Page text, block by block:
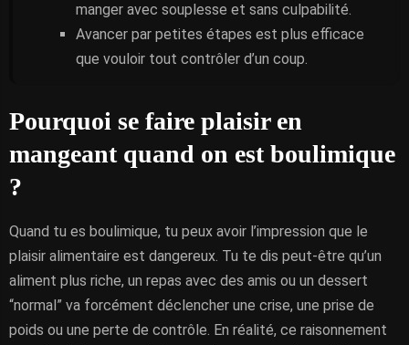
manger avec souplesse et sans culpabilité.
Avancer par petites étapes est plus efficace
que vouloir tout contrôler d’un coup.
Pourquoi se faire plaisir en
mangeant quand on est boulimique
?
Quand tu es boulimique, tu peux avoir l’impression que le
plaisir alimentaire est dangereux. Tu te dis peut-être qu’un
aliment plus riche, un repas avec des amis ou un dessert
“normal” va forcément déclencher une crise, une prise de
poids ou une perte de contrôle. En réalité, ce raisonnement